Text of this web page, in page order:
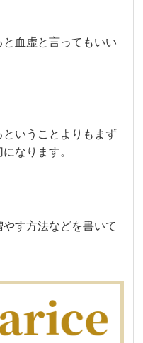
血虚と言ってもいい
いうことよりもまず
なります。
す方法などを書いて